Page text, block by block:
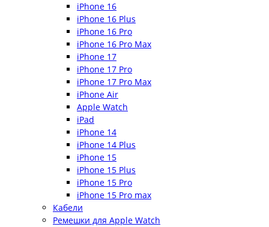
iPhone 16
iPhone 16 Plus
iPhone 16 Pro
iPhone 16 Pro Max
iPhone 17
iPhone 17 Pro
iPhone 17 Pro Max
iPhone Air
Apple Watch
iPad
iPhone 14
iPhone 14 Plus
iPhone 15
iPhone 15 Plus
iPhone 15 Pro
iPhone 15 Pro max
Кабели
Ремешки для Apple Watch